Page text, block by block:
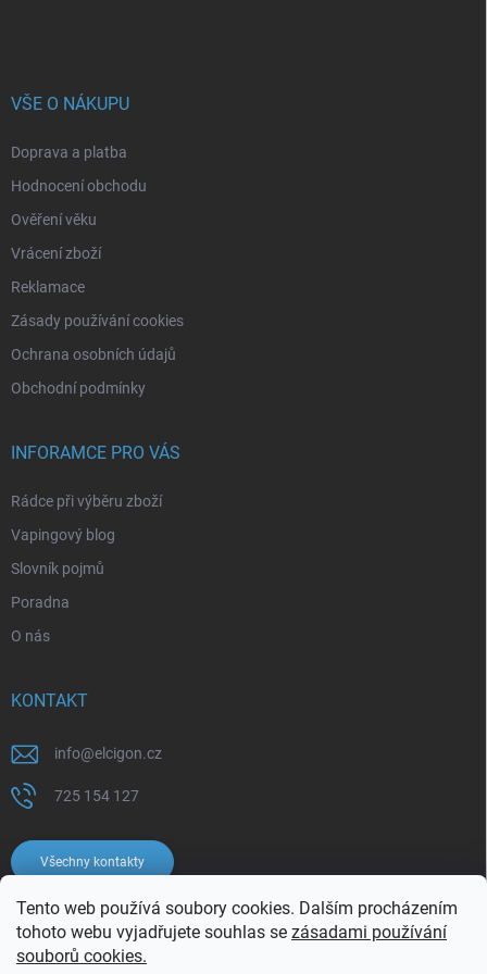
Tento web používá soubory cookies. Dalším procházením
tohoto webu vyjadřujete souhlas se zásadami používání
souborů cookies.
VŠE O NÁKUPU
Doprava a platba
Hodnocení obchodu
Ověření věku
Vrácení zboží
Reklamace
Zásady používání cookies
Ochrana osobních údajů
Obchodní podmínky
INFORAMCE PRO VÁS
Rádce při výběru zboží
Vapingový blog
Slovník pojmů
Poradna
O nás
KONTAKT
info@elcigon.cz
725 154 127
Všechny kontakty